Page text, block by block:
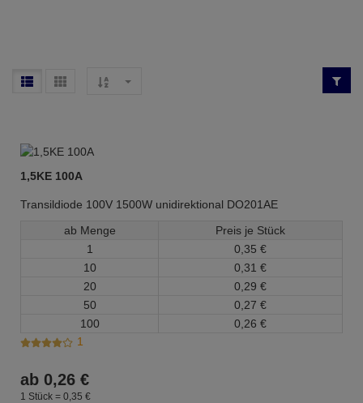
1,5KE 100A
Transildiode 100V 1500W unidirektional DO201AE
ab Menge
Preis je Stück
1
0, 35 €
10
0, 31 €
20
0, 29 €
50
0, 27 €
100
0, 26 €
1
ab 0,26 €
1 Stück = 0, 35 €